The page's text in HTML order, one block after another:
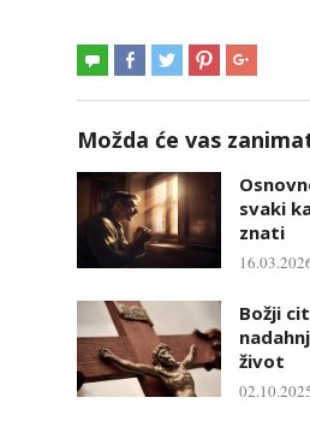
Možda će vas
svaki
znati
Božji
život